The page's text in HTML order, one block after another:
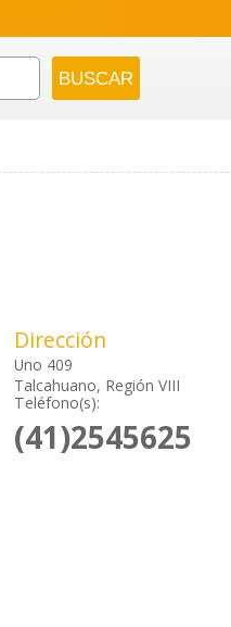
Dirección
Uno 409
Talcahuano, Región VIII
Teléfono(s):
(41)2545625